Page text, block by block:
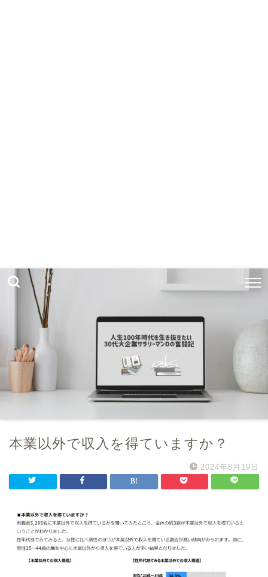
本業以外で収入を得ていますか？
2024年8月19日